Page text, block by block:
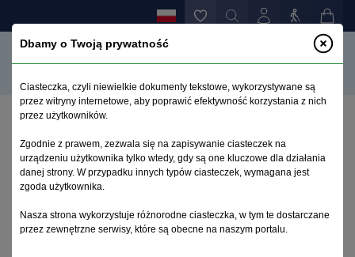
Psychopatologiczne następstwa operacji
rewaskularyzacji mięśnia sercowego metodą
pomostowania – doniesienie wstępne
Archiwum 1992–2014
Dbamy o Twoją prywatność
Ciasteczka, czyli niewielkie dokumenty tekstowe, wykorzystywane są
przez witryny internetowe, aby poprawić efektywność korzystania z nich
przez użytkowników.
Zgodnie z prawem, zezwala się na zapisywanie ciasteczek na
urządzeniu użytkownika tylko wtedy, gdy są one kluczowe dla działania
danej strony. W przypadku innych typów ciasteczek, wymagana jest
zgoda użytkownika.
Nasza strona wykorzystuje różnorodne ciasteczka, w tym te dostarczane
przez zewnętrzne serwisy, które są obecne na naszym portalu.